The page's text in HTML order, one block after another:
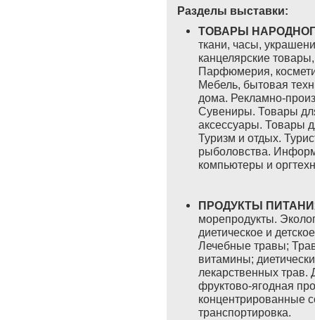
Разделы выставки:
ТОВАРЫ
ткани, часы,
канцелярские
Парфюмерия,
Мебель, бытовая
дома. Рекламно-
Сувениры. Товары
аксессуары. Товары
Туризм и отдых.
рыболовства.
компьютеры и
ПРОДУКТЫ
морепродукты.
диетическое и
Лечебные травы;
витамины;
лекарственных
фруктово-ягодная
концентрированные
транспортировка.